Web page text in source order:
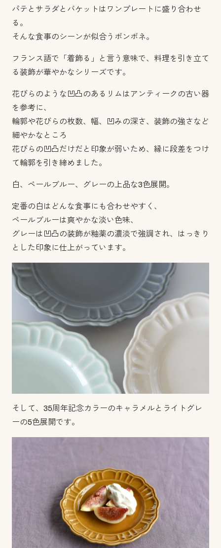
パテとサラダとバケットはワンプレートに盛り合わせ
る。
そんな食事のシーンが似合うポンポネ。
フランス語で「着飾る」と言う意味で、料理を引き立て
る装飾が華やかなシリーズです。
花びらのような凹凸のあるリムはアンティークの古い器
を参考に、
輪郭や花びらの枚数、幅、凹みの深さ、装飾の強さなど
細やかなところ
花びらの凹凸だけだと印象が弱いため、縁に段差をつけ
て輪郭を引き締めました。
白、ペールブルー、グレーの上品な3色展開。
定番の白はどんな食事にも合わせやすく、
ペールブルーは爽やかな淡い色味、
グレーは凹凸の装飾が釉薬の濃淡で強調され、はっきり
とした印象に仕上がっています。
そして、35周年記念カラーのキャラメルとライトグレ
ーの5色展開です。